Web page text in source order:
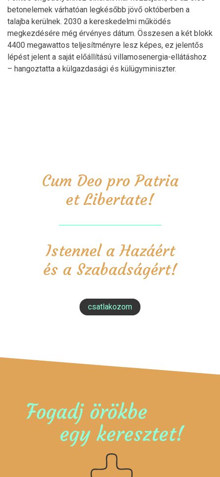
betonelemek várhatóan legkésőbb jövő októberben a
talajba kerülnek. 2030 a kereskedelmi működés
megkezdésére még érvényes dátum. Összesen a két blokk
4400 megawattos teljesítményre lesz képes, ez jelentős
lépést jelent a saját előállítású villamosenergia-ellátáshoz
– hangoztatta a külgazdasági és külügyminiszter.
Cum Deo pro Patria
et Libertate!
Istennel a Hazáért
és a Szabadságért!
csatlakozom
Fogadj örökbe
egy keresztet!